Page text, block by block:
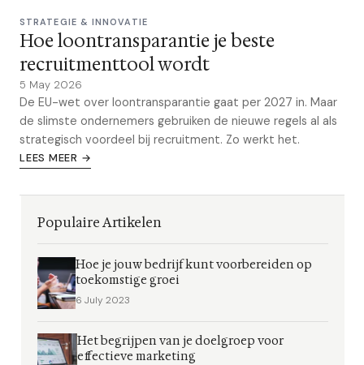
STRATEGIE & INNOVATIE
Hoe loontransparantie je beste
recruitmenttool wordt
5 May 2026
De EU-wet over loontransparantie gaat per 2027 in. Maar
de slimste ondernemers gebruiken de nieuwe regels al als
strategisch voordeel bij recruitment. Zo werkt het.
LEES MEER →
Populaire Artikelen
Hoe je jouw bedrijf kunt voorbereiden op
toekomstige groei
6 July 2023
Het begrijpen van je doelgroep voor
effectieve marketing